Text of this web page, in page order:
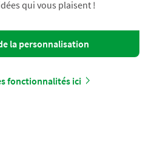
qui vous plaisent !
la personnalisation
fonctionnalités ici